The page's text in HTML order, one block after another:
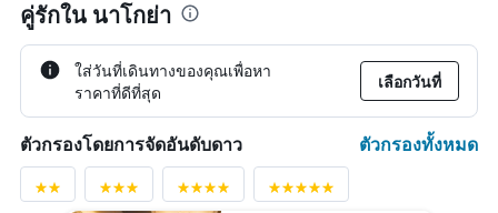
คู่รักใน นาโกย่า
ใส่วันที่เดินทางของคุณเพื่อหา
ราคาที่ดีที่สุด
เลือกวันที่
ตัวกรองโดยการจัดอันดับดาว ตัวกรองทั้งหมด